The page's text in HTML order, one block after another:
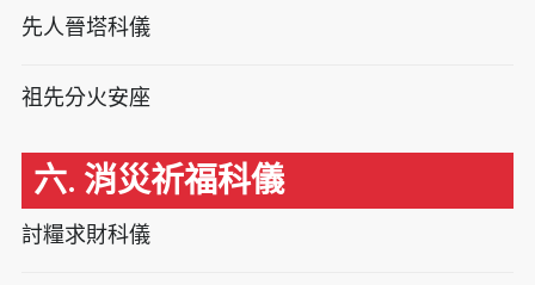
先人晉塔科儀
祖先分火安座
六. 消災祈福科儀
討糧求財科儀